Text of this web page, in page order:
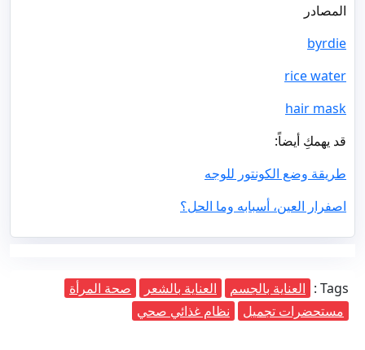
المصادر
byrdie
rice water
hair mask
قد يهمكِ أيضاً:
طريقة وضع الكونتور للوجه
اصفرار العين، أسبابه وما الحل؟
Tags : العناية بالجسم العناية بالشعر
صحة المرأة
مستحضرات تجميل
نظام غذائي صحي